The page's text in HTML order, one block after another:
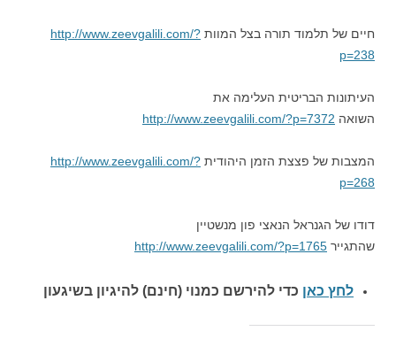
חיים של תלמוד תורה בצל המוות http://www.zeevgalili.com/?
p=238
העיתונות הבריטית העלימה את
השואה http://www.zeevgalili.com/?p=7372
המצבות של פצצת הזמן היהודית http://www.zeevgalili.com/?
p=268
דודו של הגנראל הנאצי פון מנשטיין
שהתגייר http://www.zeevgalili.com/?p=1765
לחץ כאן כדי להירשם כמנוי (חינם) להיגיון בשיגעון